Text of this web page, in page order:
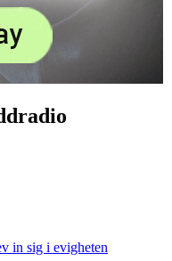
in sig i evigheten